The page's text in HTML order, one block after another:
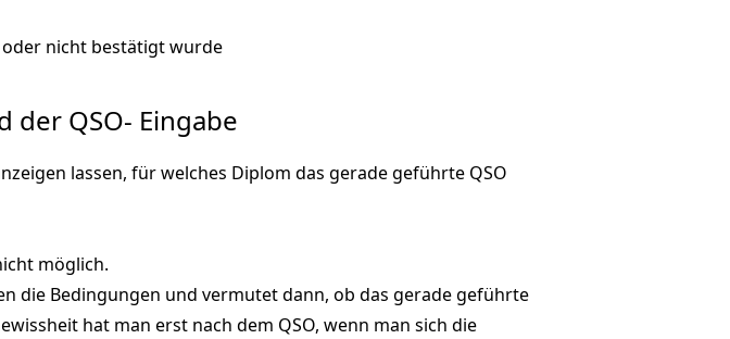
nicht bestätigt wurde
QSO- Eingabe
lassen, für welches Diplom das gerade geführte QSO
möglich.
die Bedingungen und vermutet dann, ob das gerade geführte
hat man erst nach dem QSO, wenn man sich die